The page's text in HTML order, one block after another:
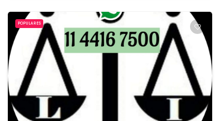
POPULARES